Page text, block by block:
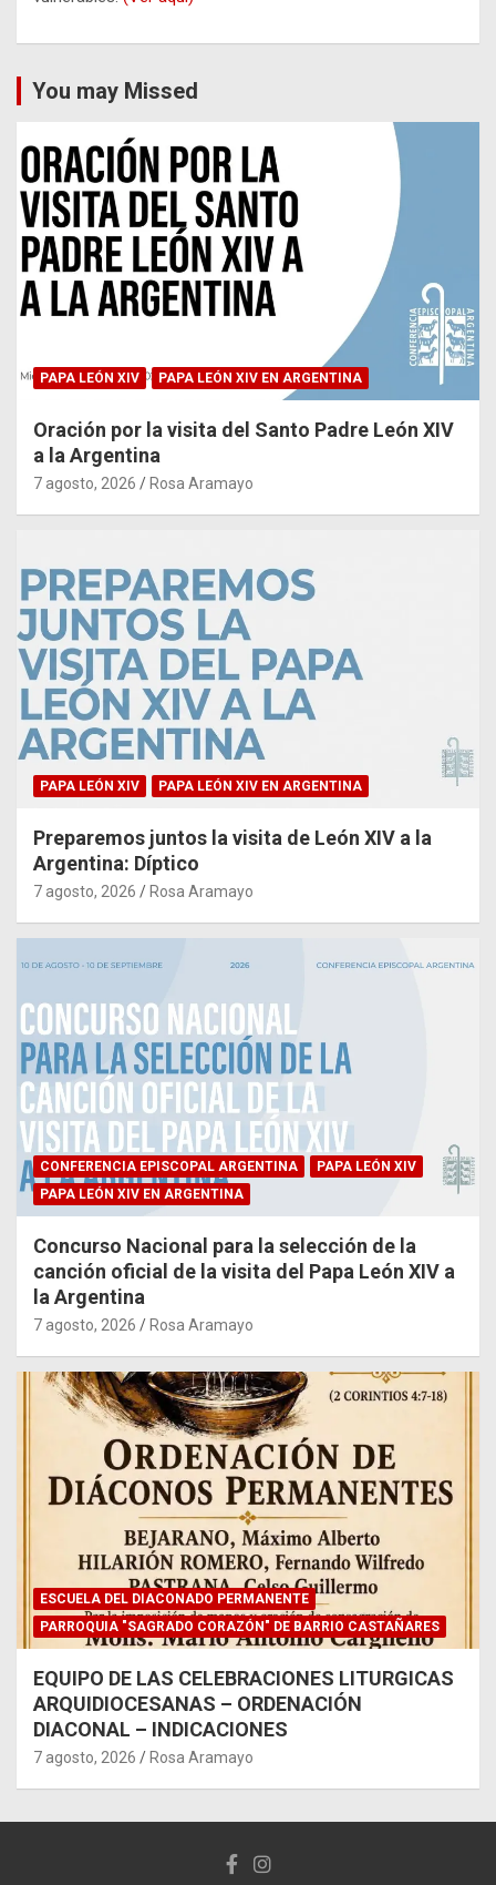
You may Missed
PAPA LEÓN XIV PAPA LEÓN XIV EN ARGENTINA
Oración por la visita del Santo Padre León XIV
a la Argentina
7 agosto, 2026 Rosa Aramayo
PAPA LEÓN XIV PAPA LEÓN XIV EN ARGENTINA
Preparemos juntos la visita de León XIV a la
Argentina: Díptico
7 agosto, 2026 Rosa Aramayo
CONFERENCIA EPISCOPAL ARGENTINA
PAPA LEÓN XIV
PAPA LEÓN XIV EN ARGENTINA
Concurso Nacional para la selección de la
canción oficial de la visita del Papa León XIV a
la Argentina
7 agosto, 2026 Rosa Aramayo
ESCUELA DEL DIACONADO PERMANENTE
PARROQUIA "SAGRADO CORAZÓN" DE BARRIO CASTAÑARES
EQUIPO DE LAS CELEBRACIONES LITURGICAS
ARQUIDIOCESANAS – ORDENACIÓN
DIACONAL – INDICACIONES
7 agosto, 2026 Rosa Aramayo